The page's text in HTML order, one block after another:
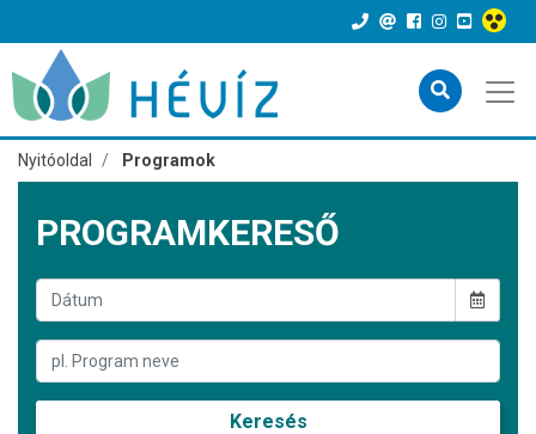
Nyitóoldal Programok
PROGRAMKERESŐ
Keresés